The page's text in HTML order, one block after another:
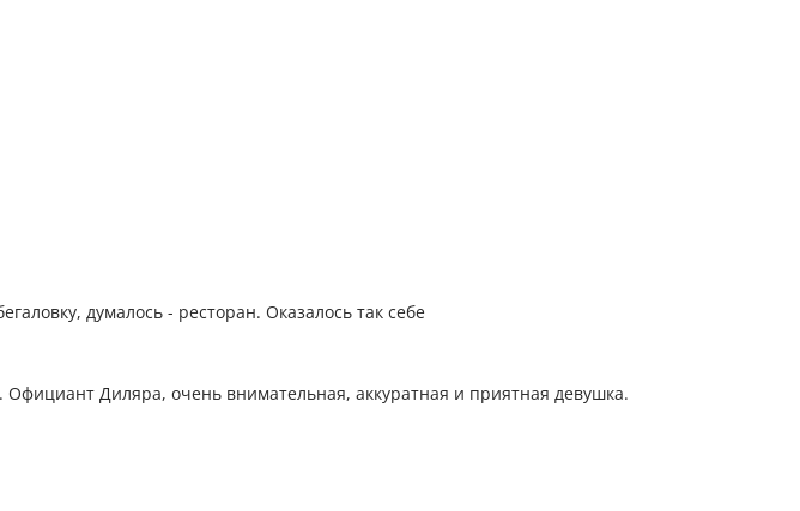
думалось - ресторан. Оказалось так себе
Диляра, очень внимательная, аккуратная и приятная девушка.